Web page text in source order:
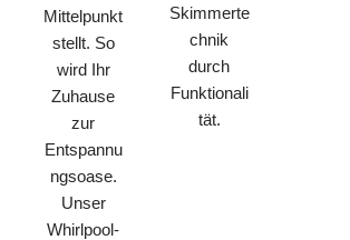
Mittelpunkt
stellt. So
wird Ihr
Zuhause
zur
Entspannu
ngsoase.
Unser
Whirlpool-
Skimmerte
chnik
durch
Funktionali
tät.